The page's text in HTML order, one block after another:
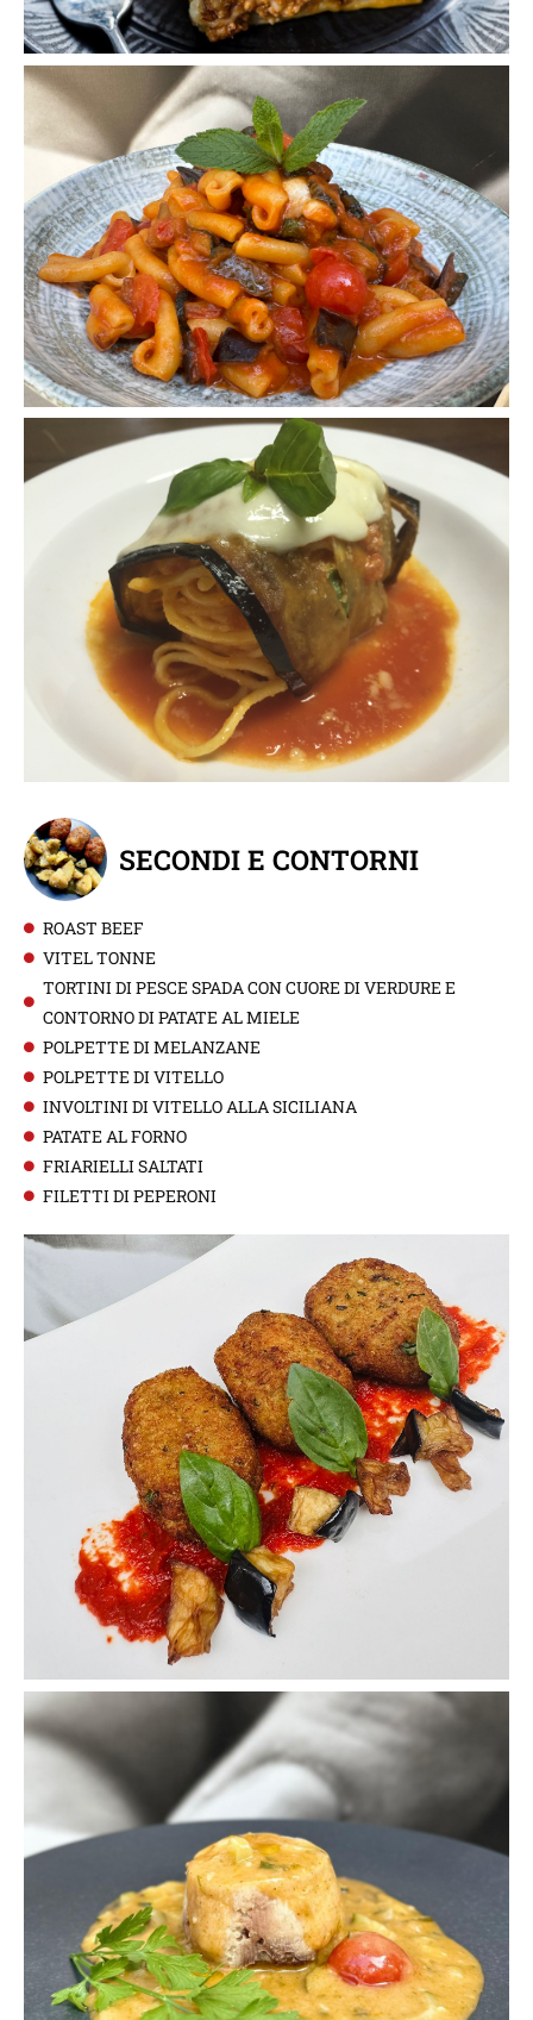
SECONDI E CONTORNI
ROAST BEEF
VITEL TONNE
TORTINI DI PESCE SPADA CON CUORE DI VERDURE E
CONTORNO DI PATATE AL MIELE
POLPETTE DI MELANZANE
POLPETTE DI VITELLO
INVOLTINI DI VITELLO ALLA SICILIANA
PATATE AL FORNO
FRIARIELLI SALTATI
FILETTI DI PEPERONI